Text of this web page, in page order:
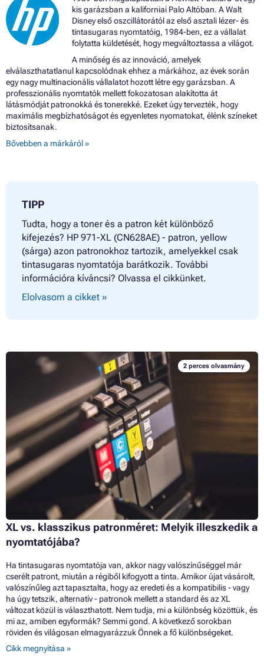
kis garázsban a kaliforniai Palo Altóban. A Walt
Disney első oszcillátorától az első asztali lézer- és
tintasugaras nyomtatóig, 1984-ben, ez a vállalat
folytatta küldetését, hogy megváltoztassa a világot.
A minőség és az innováció, amelyek
elválaszthatatlanul kapcsolódnak ehhez a márkához, az évek során
egy nagy multinacionális vállalatot hozott létre egy garázsban. A
professzionális nyomtatók mellett fokozatosan alakította át
látásmódját patronokká és tonerekké. Ezeket úgy tervezték, hogy
maximális megbízhatóságot és egyenletes nyomatokat, élénk színeket
biztosítsanak.
Bővebben a márkáról »
TIPP
Tudta, hogy a toner és a patron két különböző
kifejezés? HP 971-XL (CN628AE) - patron, yellow
(sárga) azon patronokhoz tartozik, amelyekkel csak
tintasugaras nyomtatója barátkozik. További
információra kíváncsi? Olvassa el cikkünket.
Elolvasom a cikket »
2 perces olvasmány
XL vs. klasszikus patronméret: Melyik illeszkedik a
nyomtatójába?
Ha tintasugaras nyomtatója van, akkor nagy valószínűséggel már
cserélt patront, miután a régiből kifogyott a tinta. Amikor újat vásárolt,
valószínűleg azt tapasztalta, hogy az eredeti és a kompatibilis - vagy
ha úgy tetszik, alternatív - patronok mellett a standard és az XL
változat közül is választhatott. Nem tudja, mi a különbség közöttük, és
mi az, amiben egyformák? Semmi gond. A következő sorokban
röviden és világosan elmagyarázzuk Önnek a fő különbségeket.
Cikk megnyitása »